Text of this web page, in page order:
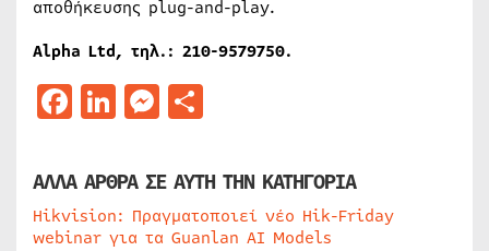
αποθήκευσης plug-and-play.
Alpha Ltd, τηλ.: 210-9579750.
Facebook
LinkedIn
Messenger
ΑΛΛΑ ΑΡΘΡΑ ΣΕ ΑΥΤΗ ΤΗΝ ΚΑΤΗΓΟΡΙΑ
Hikvision: Πραγματοποιεί νέο Hik-Friday
webinar για τα Guanlan AI Models